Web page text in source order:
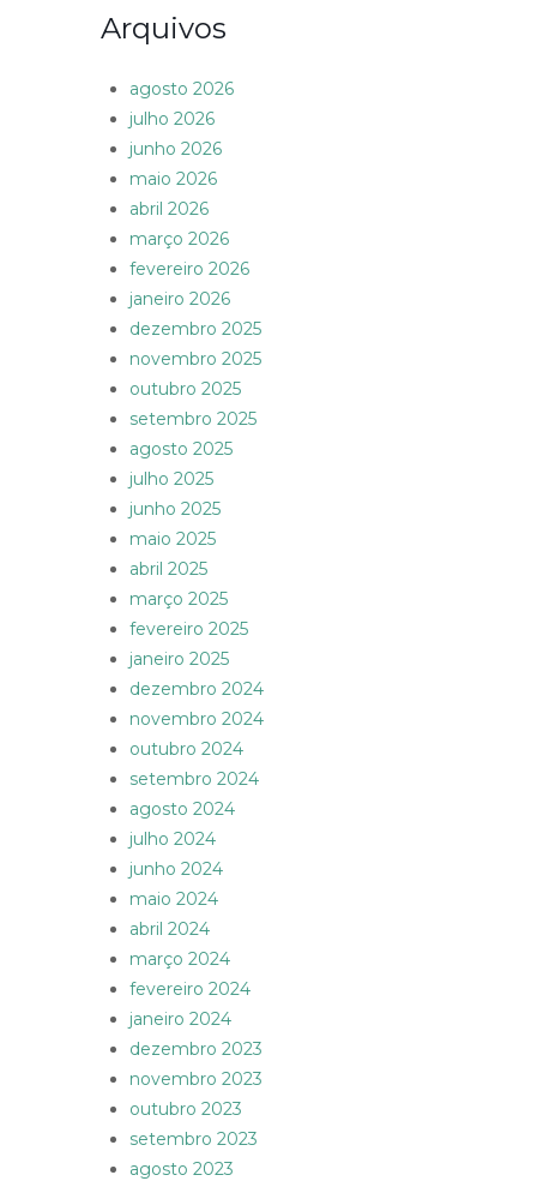
Arquivos
agosto 2026
julho 2026
junho 2026
maio 2026
abril 2026
março 2026
fevereiro 2026
janeiro 2026
dezembro 2025
novembro 2025
outubro 2025
setembro 2025
agosto 2025
julho 2025
junho 2025
maio 2025
abril 2025
março 2025
fevereiro 2025
janeiro 2025
dezembro 2024
novembro 2024
outubro 2024
setembro 2024
agosto 2024
julho 2024
junho 2024
maio 2024
abril 2024
março 2024
fevereiro 2024
janeiro 2024
dezembro 2023
novembro 2023
outubro 2023
setembro 2023
agosto 2023